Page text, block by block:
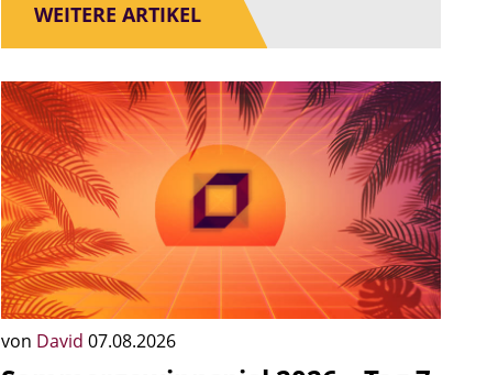
WEITERE ARTIKEL
von David 07.08.2026